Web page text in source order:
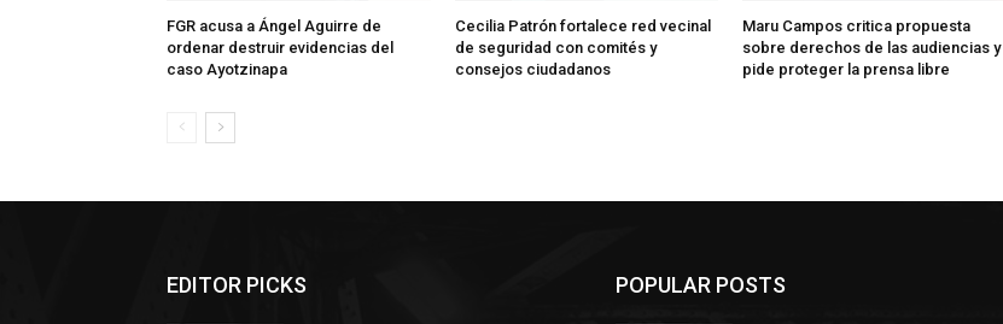
FGR acusa a Ángel Aguirre de
ordenar destruir evidencias del
caso Ayotzinapa
Cecilia Patrón fortalece red vecinal
de seguridad con comités y
consejos ciudadanos
Maru Campos critica propuesta
sobre derechos de las audiencias y
pide proteger la prensa libre
EDITOR PICKS POPULAR POSTS